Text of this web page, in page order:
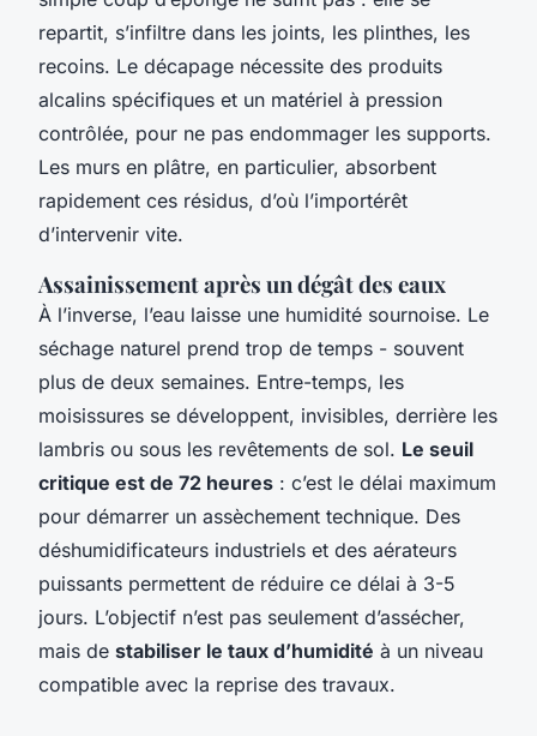
repartit, s’infiltre dans les joints, les plinthes, les
recoins. Le décapage nécessite des produits
alcalins spécifiques et un matériel à pression
contrôlée, pour ne pas endommager les supports.
Les murs en plâtre, en particulier, absorbent
rapidement ces résidus, d’où l’importérêt
d’intervenir vite.
Assainissement après un dégât des eaux
À l’inverse, l’eau laisse une humidité sournoise. Le
séchage naturel prend trop de temps - souvent
plus de deux semaines. Entre-temps, les
moisissures se développent, invisibles, derrière les
lambris ou sous les revêtements de sol. Le seuil
critique est de 72 heures : c’est le délai maximum
pour démarrer un assèchement technique. Des
déshumidificateurs industriels et des aérateurs
puissants permettent de réduire ce délai à 3-5
jours. L’objectif n’est pas seulement d’assécher,
mais de stabiliser le taux d’humidité à un niveau
compatible avec la reprise des travaux.